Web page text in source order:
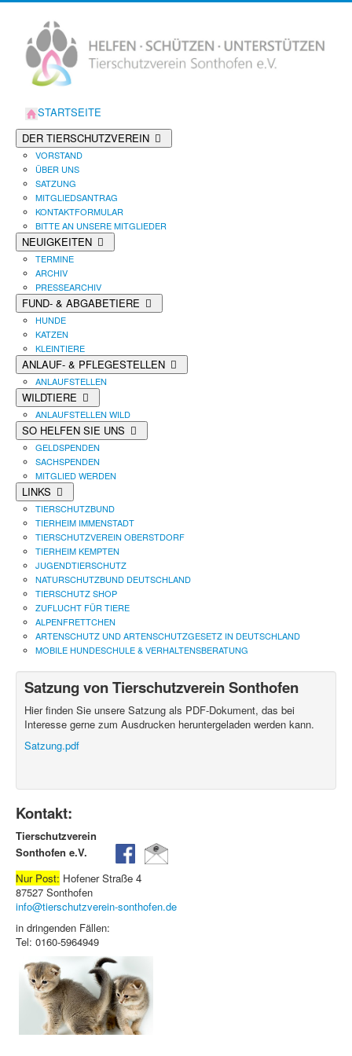
STARTSEITE
DER TIERSCHUTZVEREIN
VORSTAND
ÜBER UNS
SATZUNG
MITGLIEDSANTRAG
KONTAKTFORMULAR
BITTE AN UNSERE MITGLIEDER
NEUIGKEITEN
TERMINE
ARCHIV
PRESSEARCHIV
FUND- & ABGABETIERE
HUNDE
KATZEN
KLEINTIERE
ANLAUF- & PFLEGESTELLEN
ANLAUFSTELLEN
WILDTIERE
ANLAUFSTELLEN WILD
SO HELFEN SIE UNS
GELDSPENDEN
SACHSPENDEN
MITGLIED WERDEN
LINKS
TIERSCHUTZBUND
TIERHEIM IMMENSTADT
TIERSCHUTZVEREIN OBERSTDORF
TIERHEIM KEMPTEN
JUGENDTIERSCHUTZ
NATURSCHUTZBUND DEUTSCHLAND
TIERSCHUTZ SHOP
ZUFLUCHT FÜR TIERE
ALPENFRETTCHEN
ARTENSCHUTZ UND ARTENSCHUTZGESETZ IN DEUTSCHLAND
MOBILE HUNDESCHULE & VERHALTENSBERATUNG
Satzung von Tierschutzverein Sonthofen
Hier finden Sie unsere Satzung als PDF-Dokument, das bei
Interesse gerne zum Ausdrucken heruntergeladen werden kann.
Satzung.pdf
Kontakt:
Tierschutzverein
Sonthofen e.V.
Nur Post: Hofener Straße 4
87527 Sonthofen
info@tierschutzverein-sonthofen.de
in dringenden Fällen:
Tel: 0160-5964949